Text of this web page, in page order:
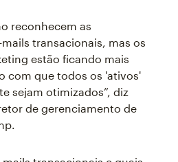
reconhecem as
transacionais, mas os
estão ficando mais
com que todos os 'ativos'
sejam otimizados”, diz
de gerenciamento de